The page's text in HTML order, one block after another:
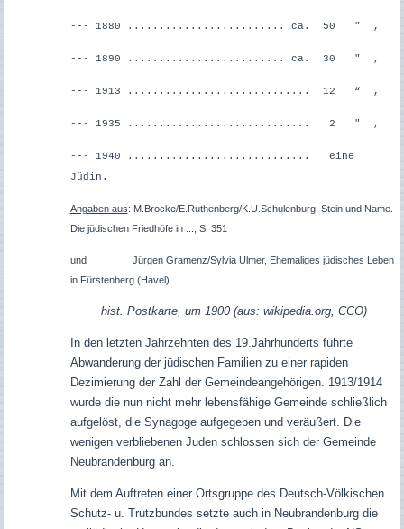
--- 1880 ......................... ca. 50 " ,
--- 1890 ......................... ca. 30 " ,
--- 1913 ............................. 12 “ ,
--- 1935 ............................. 2 " ,
--- 1940 ............................. eine
Jüdin.
Angaben aus: M.Brocke/E.Ruthenberg/K.U.Schulenburg, Stein und Name.
Die jüdischen Friedhöfe in ..., S. 351
undJürgen Gramenz/Sylvia Ulmer, Ehemaliges jüdisches Leben
in Fürstenberg (Havel)
hist. Postkarte, um 1900 (aus: wikipedia.org, CCO)
In den letzten Jahrzehnten des 19.Jahrhunderts führte
Abwanderung der jüdischen Familien zu einer rapiden
Dezimierung der Zahl der Gemeindeangehörigen. 1913/1914
wurde die nun nicht mehr lebensfähige Gemeinde schließlich
aufgelöst, die Synagoge aufgegeben und veräußert. Die
wenigen verbliebenen Juden schlossen sich der Gemeinde
Neubrandenburg an.
Mit dem Auftreten einer Ortsgruppe des Deutsch-Völkischen
Schutz- u. Trutzbundes setzte auch in Neubrandenburg die